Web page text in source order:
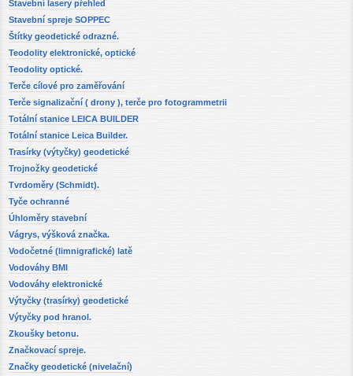
Stavební lasery přehled
Stavební spreje SOPPEC
Štítky geodetické odrazné.
Teodolity elektronické, optické
Teodolity optické.
Terče cílové pro zaměřování
Terče signalizační ( drony ), terče pro fotogrammetrii
Totální stanice LEICA BUILDER
Totální stanice Leica Builder.
Trasírky (výtyčky) geodetické
Trojnožky geodetické
Tvrdoměry (Schmidt).
Tyče ochranné
Úhloměry stavební
Vágrys, výšková značka.
Vodočetné (limnigrafické) latě
Vodováhy BMI
Vodováhy elektronické
Výtyčky (trasírky) geodetické
Výtyčky pod hranol.
Zkoušky betonu.
Značkovací spreje.
Značky geodetické (nivelační)